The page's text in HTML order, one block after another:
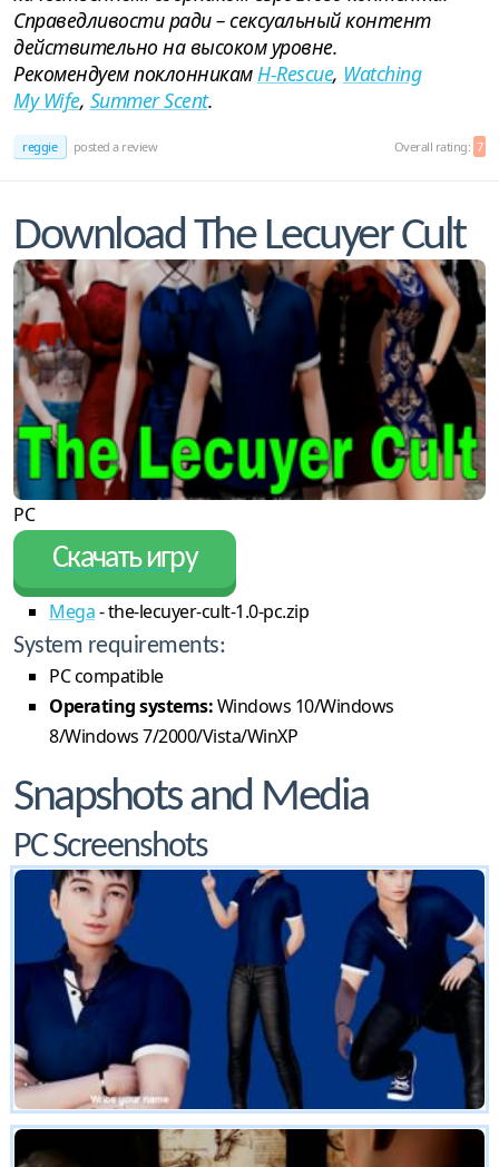
Справедливости ради – сексуальный контент
действительно на высоком уровне.
Рекомендуем поклонникамH-Rescue, Watching
My Wife, Summer Scent.
reggie posted a review Overall rating: 7
Download The Lecuyer Cult
PC
Скачать игру
Mega- the-lecuyer-cult-1.0-pc.zip
System requirements:
PC compatible
Operating systems:Windows 10/Windows
8/Windows 7/2000/Vista/WinXP
Snapshots and Media
PC Screenshots